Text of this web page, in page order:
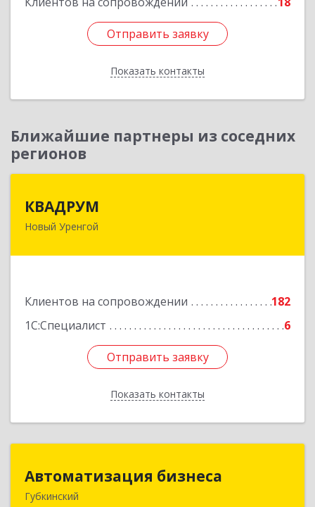
Отправить заявку
Показать контакты
Отправить заявку
Назад
Ближайшие партнеры из соседних
регионов
КВАДРУМ
Новый Уренгой
Клиентов на сопровождении
182
1С:Специалист
6
Отправить заявку
Показать контакты
629309, Ямало-Ненецкий АО, Новый Уренгой г,
Отправить заявку
Назад
Автоматизация бизнеса
Губкинский
Автоматизация бизнеса
629830, Ямало-Ненецкий АО, Губкинский г,